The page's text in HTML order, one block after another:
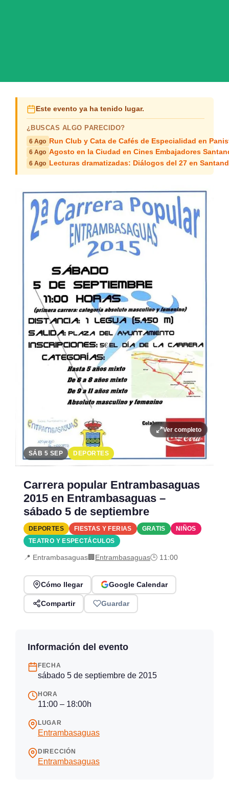
Este evento ya ha tenido lugar.
¿BUSCAS ALGO PARECIDO?
6 Ago Run Club y Cata de Cafés de Especialidad en
6 Ago Agosto en la Ciudad en Cines Embajadores
6 Ago Lecturas dramatizadas: Diálogos del 27 en
Ver completo
SÁB 5 SEP DEPORTES
Carrera popular Entrambasaguas
2015 en Entrambasaguas –
sábado 5 de septiembre
DEPORTES FIESTAS Y FERIAS GRATIS
NIÑOS
TEATRO Y ESPECTÁCULOS
📍 Entrambasaguas🏢 Entrambasaguas🕒 11:00
Cómo llegar Google Calendar
Compartir Guardar
Información del evento
FECHA
sábado 5 de septiembre de 2015
HORA
11:00 – 18:00h
LUGAR
Entrambasaguas
DIRECCIÓN
Entrambasaguas